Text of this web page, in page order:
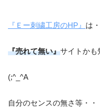
『Ｅー刺繍工房のHP』 は
『売れて無い』サイトかも
(;^_^A
自分のセンスの無さ等・・